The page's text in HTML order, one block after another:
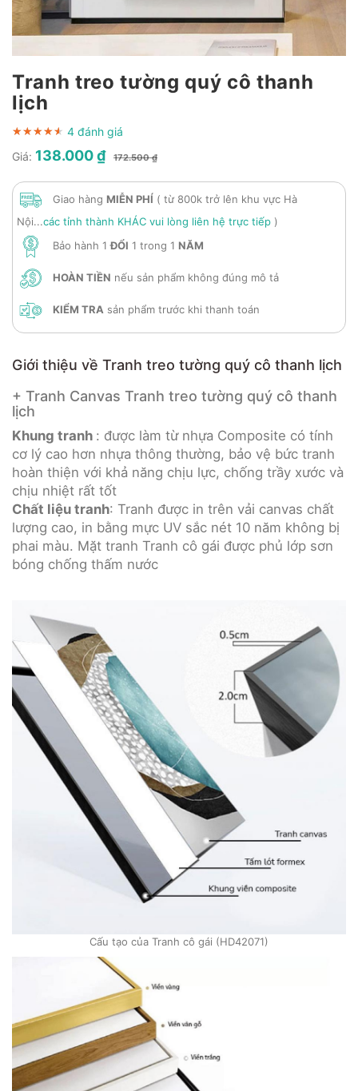
Tranh treo tường quý cô thanh
lịch
★★★★★
★★★★★
★★★★★ 4 đánh giá
Giá: 138.000 ₫ 172.500 ₫
Giao hàng MIỄN PHÍ ( từ 800k trở lên khu vực Hà
Nội...các tỉnh thành KHÁC vui lòng liên hệ trực tiếp )
Bảo hành 1ĐỔI 1 trong 1 NĂM
HOÀN TIỀN nếu sản phẩm không đúng mô tả
KIỂM TRA sản phẩm trước khi thanh toán
Giới thiệu về Tranh treo tường quý cô thanh lịch
+ Tranh Canvas Tranh treo tường quý cô thanh
lịch
Khung tranh : được làm từ nhựa Composite có tính
cơ lý cao hơn nhựa thông thường, bảo vệ bức tranh
hoàn thiện với khả năng chịu lực, chống trầy xước và
chịu nhiệt rất tốt
Chất liệu tranh: Tranh được in trên vải canvas chất
lượng cao, in bằng mực UV sắc nét 10 năm không bị
phai màu. Mặt tranh Tranh cô gái được phủ lớp sơn
bóng chống thấm nước
Cấu tạo của Tranh cô gái (HD42071)